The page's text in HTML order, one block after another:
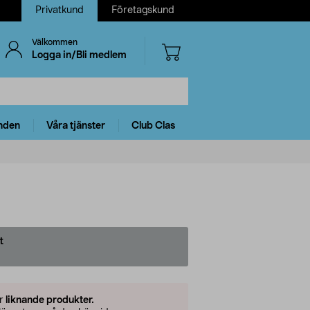
Privatkund Företagskund
Välkommen
Logga in/Bli medlem
Våra tjänster Club Clas
liknande produkter.